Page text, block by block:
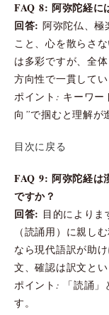
FAQ 8: 阿弥陀経に
回答: 阿弥陀仏、極
こと、心を散らさ
は多彩ですが、全
方向性で一貫してい
ポイント: キーワー
向”で掴むと理解が
目次に戻る
FAQ 9: 阿弥陀経は
ですか？
回答: 目的により
（読誦用）に親し
なら現代語訳が助
文、確認は訳文とい
ポイント: 「読誦」
す。